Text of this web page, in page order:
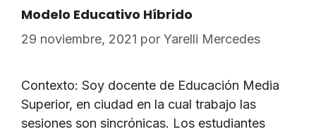
Modelo Educativo Híbrido
29 noviembre, 2021 por Yarelli Mercedes
Contexto: Soy docente de Educación Media
Superior, en ciudad en la cual trabajo las
sesiones son sincrónicas. Los estudiantes